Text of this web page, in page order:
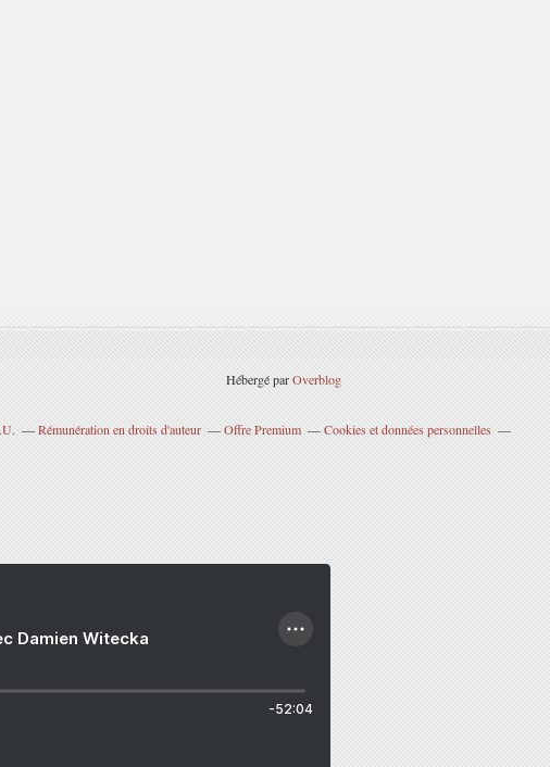
Hébergé parOverblog
Rémunération en droits d'auteur Offre Premium
Cookies et données personnelles
Damien Witecka
-52:04